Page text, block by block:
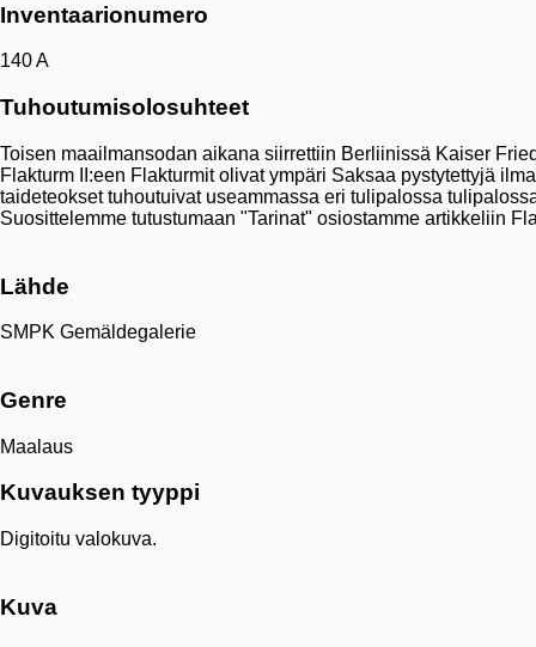
Inventaarionumero
140 A
Tuhoutumisolosuhteet
Toisen maailmansodan aikana siirrettiin Berliinissä Kaiser
Flakturm II:een Flakturmit olivat ympäri Saksaa pystytettyjä
taideteokset tuhoutuivat useammassa eri tulipalossa
Suosittelemme tutustumaan "Tarinat" osiostamme artikkeliin
Lähde
SMPK Gemäldegalerie
Genre
Maalaus
Kuvauksen tyyppi
Digitoitu valokuva.
Kuva